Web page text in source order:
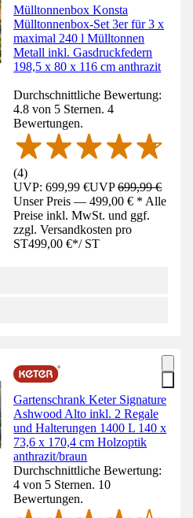
Mülltonnenbox Konsta
Mülltonnenbox-Set 3er für 3 x
maximal 240 l Mülltonnen
Metall inkl. Gasdruckfedern
198,5 x 80 x 116 cm anthrazit
Durchschnittliche Bewertung:
4.8 von 5 Sternen. 4
Bewertungen.
(4)
UVP: 699,99 €UVP699,99 €
Unser Preis — 499,00 € * Alle
Preise inkl. MwSt. und ggf.
zzgl. Versandkosten pro
ST499,00 €*/ ST
Gartenschrank Keter Signature
Ashwood Alto inkl. 2 Regale
und Halterungen 1400 L 140 x
73,6 x 170,4 cm Holzoptik
anthrazit/braun
Durchschnittliche Bewertung:
4 von 5 Sternen. 10
Bewertungen.